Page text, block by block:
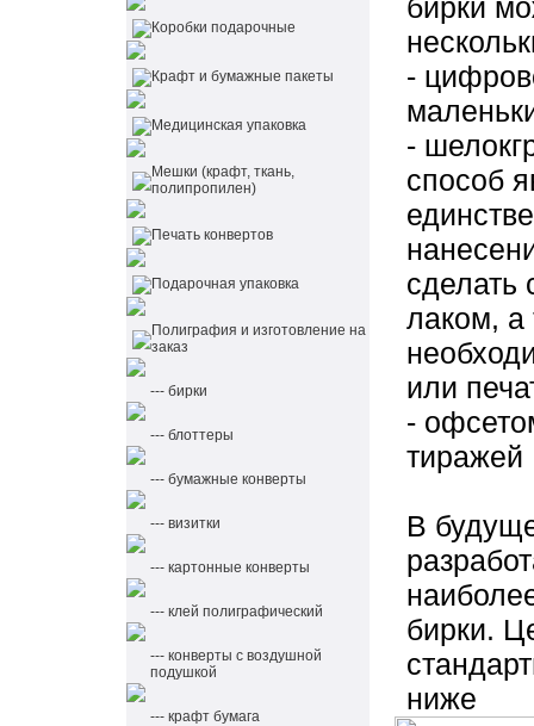
Коробки подарочные
Крафт и бумажные пакеты
Медицинская упаковка
Мешки (крафт, ткань,
полипропилен)
Печать конвертов
Подарочная упаковка
Полиграфия и изготовление на
заказ
--- бирки
--- блоттеры
--- бумажные конверты
--- визитки
--- картонные конверты
--- клей полиграфический
--- конверты с воздушной
подушкой
--- крафт бумага
бирки
-
-
способ
сделать
лаком, а
или
-
тиражей
В
бирки.
ниже